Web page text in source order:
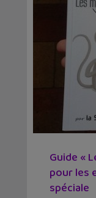
Guide «
pour les
spéciale